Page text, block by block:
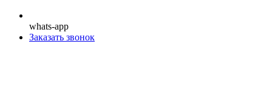
whats-app
Заказать звонок